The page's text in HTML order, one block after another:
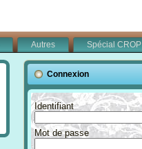
Autres
Spécial CROP
Connexion
Identifiant
Mot de passe